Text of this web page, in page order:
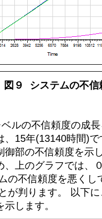
図９ システムの不信
ルの不信頼度の成
、15年(13140時間)
御部の不信頼度を示
、上のグラフでは、
の不信頼度を悪くし
が判ります。 以下
します。